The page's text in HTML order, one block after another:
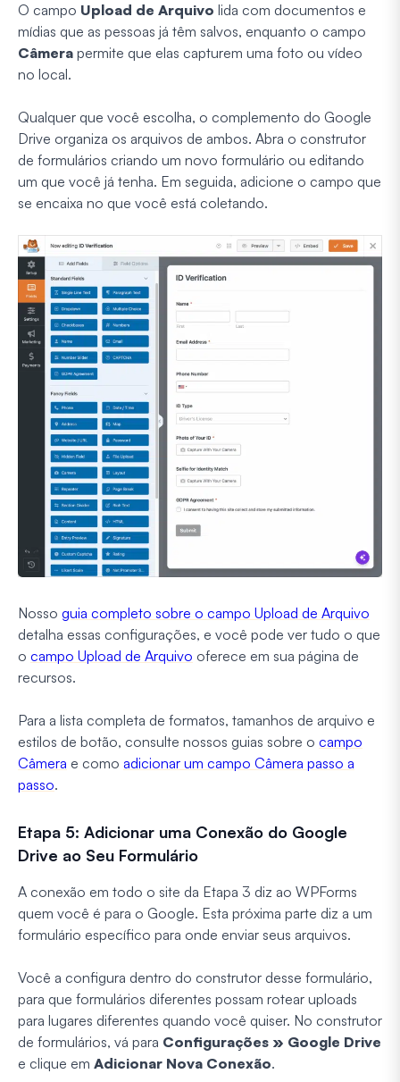
O campo Upload de Arquivo lida com documentos e
mídias que as pessoas já têm salvos, enquanto o campo
Câmera permite que elas capturem uma foto ou vídeo
no local.
Qualquer que você escolha, o complemento do Google
Drive organiza os arquivos de ambos. Abra o construtor
de formulários criando um novo formulário ou editando
um que você já tenha. Em seguida, adicione o campo que
se encaixa no que você está coletando.
Nosso guia completo sobre o campo Upload de Arquivo
detalha essas configurações, e você pode ver tudo o que
o campo Upload de Arquivo oferece em sua página de
recursos.
Para a lista completa de formatos, tamanhos de arquivo e
estilos de botão, consulte nossos guias sobre o campo
Câmera e como adicionar um campo Câmera passo a
passo.
Etapa 5: Adicionar uma Conexão do Google
Drive ao Seu Formulário
A conexão em todo o site da Etapa 3 diz ao WPForms
quem você é para o Google. Esta próxima parte diz a um
formulário específico para onde enviar seus arquivos.
Você a configura dentro do construtor desse formulário,
para que formulários diferentes possam rotear uploads
para lugares diferentes quando você quiser. No construtor
de formulários, vá para Configurações » Google Drive
e clique em Adicionar Nova Conexão.